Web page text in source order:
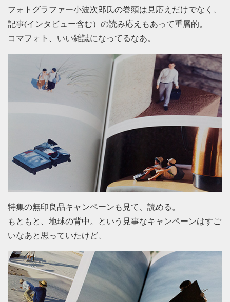
フォトグラファー小波次郎氏の巻頭は見応えだけでなく、
記事(インタビュー含む）の読み応えもあって重層的。
コマフォト、いい雑誌になってるなあ。
特集の無印良品キャンペーンも見て、読める。
もともと、 地球の背中。という見事なキャンペーンはすご
いなあと思っていたけど、